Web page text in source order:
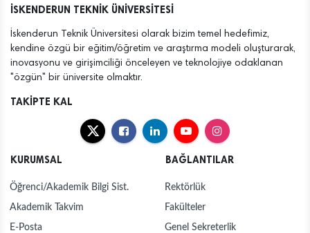
İSKENDERUN TEKNİK ÜNİVERSİTESİ
İskenderun Teknik Üniversitesi olarak bizim temel hedefimiz,
kendine özgü bir eğitim/öğretim ve araştırma modeli oluşturarak,
inovasyonu ve girişimciliği önceleyen ve teknolojiye odaklanan
"özgün" bir üniversite olmaktır.
TAKİPTE KAL
KURUMSAL
Öğrenci/Akademik Bilgi Sist.
Akademik Takvim
E-Posta
BAĞLANTILAR
Rektörlük
Fakülteler
Genel Sekreterlik